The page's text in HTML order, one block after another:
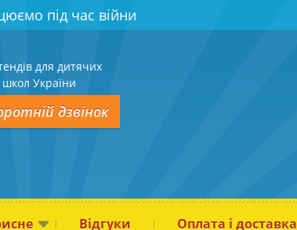
під час війни
для дитячих
школ України
дзвінок
Відгуки Оплата і доставка